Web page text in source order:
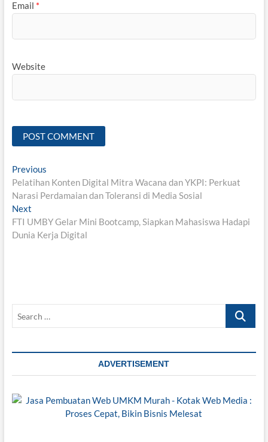
Email *
Website
Post
navigation
PreviousPrevious
post:
Pelatihan Konten Digital Mitra Wacana dan YKPI: Perkuat
Narasi Perdamaian dan Toleransi di Media Sosial
NextNext
post:
FTI UMBY Gelar Mini Bootcamp, Siapkan Mahasiswa Hadapi
Dunia Kerja Digital
Search
ADVERTISEMENT